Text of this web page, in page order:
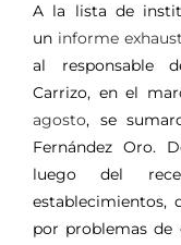
A la lista de
un informe
al responsable
Carrizo, en el
agosto, se
Fernández Oro.
luego del
establecimientos,
por problemas de